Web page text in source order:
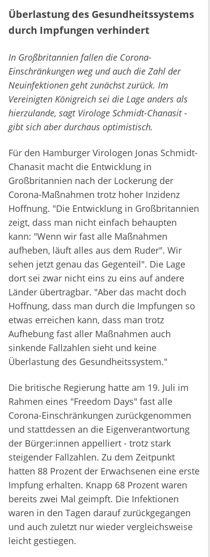
Überlastung des Gesundheitssystems
durch Impfungen verhindert
In Großbritannien fallen die Corona-
Einschränkungen weg und auch die Zahl der
Neuinfektionen geht zunächst zurück. Im
Vereinigten Königreich sei die Lage anders als
hierzulande, sagt Virologe Schmidt-Chanasit -
gibt sich aber durchaus optimistisch.
Für den Hamburger Virologen Jonas Schmidt-
Chanasit macht die Entwicklung in
Großbritannien nach der Lockerung der
Corona-Maßnahmen trotz hoher Inzidenz
Hoffnung. "Die Entwicklung in Großbritannien
zeigt, dass man nicht einfach behaupten
kann: "Wenn wir fast alle Maßnahmen
aufheben, läuft alles aus dem Ruder". Wir
sehen jetzt genau das Gegenteil". Die Lage
dort sei zwar nicht eins zu eins auf andere
Länder übertragbar. "Aber das macht doch
Hoffnung, dass man durch die Impfungen so
etwas erreichen kann, dass man trotz
Aufhebung fast aller Maßnahmen auch
sinkende Fallzahlen sieht und keine
Überlastung des Gesundheitssystem."
Die britische Regierung hatte am 19. Juli im
Rahmen eines "Freedom Days" fast alle
Corona-Einschränkungen zurückgenommen
und stattdessen an die Eigenverantwortung
der Bürger:innen appelliert - trotz stark
steigender Fallzahlen. Zu dem Zeitpunkt
hatten 88 Prozent der Erwachsenen eine erste
Impfung erhalten. Knapp 68 Prozent waren
bereits zwei Mal geimpft. Die Infektionen
waren in den Tagen darauf zurückgegangen
und auch zuletzt nur wieder vergleichsweise
leicht gestiegen.